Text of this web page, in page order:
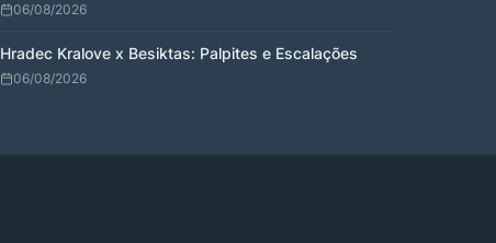
06/08/2026
Hradec Kralove x Besiktas: Palpites e Escalações
06/08/2026